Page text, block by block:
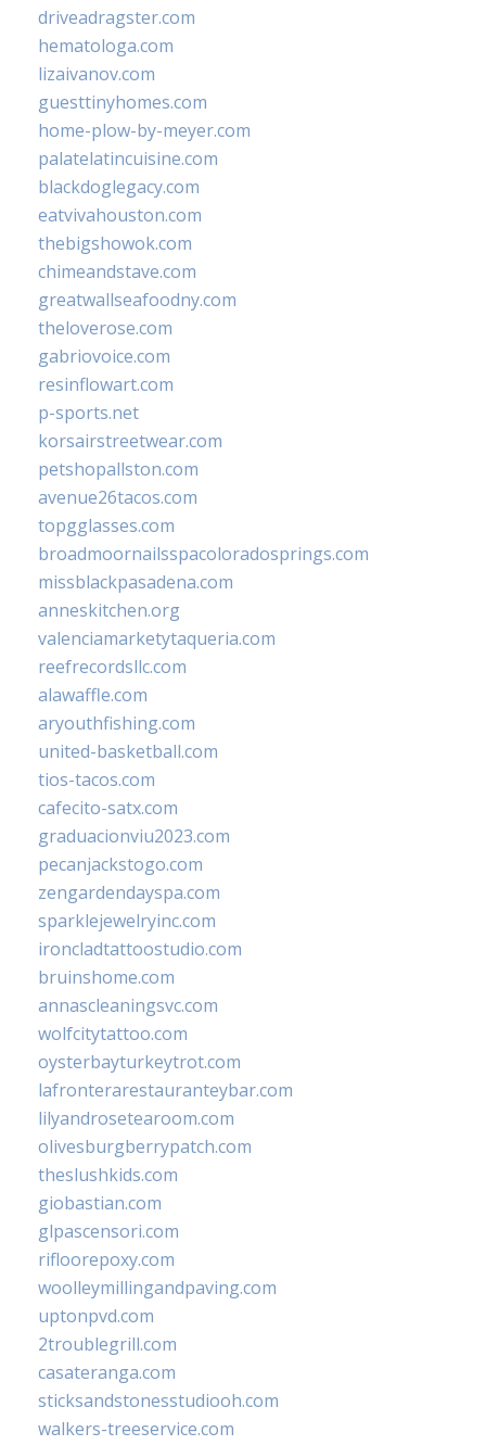
driveadragster.com
hematologa.com
lizaivanov.com
guesttinyhomes.com
home-plow-by-meyer.com
palatelatincuisine.com
blackdoglegacy.com
eatvivahouston.com
thebigshowok.com
chimeandstave.com
greatwallseafoodny.com
theloverose.com
gabriovoice.com
resinflowart.com
p-sports.net
korsairstreetwear.com
petshopallston.com
avenue26tacos.com
topgglasses.com
broadmoornailsspacoloradosprings.com
missblackpasadena.com
anneskitchen.org
valenciamarketytaqueria.com
reefrecordsllc.com
alawaffle.com
aryouthfishing.com
united-basketball.com
tios-tacos.com
cafecito-satx.com
graduacionviu2023.com
pecanjackstogo.com
zengardendayspa.com
sparklejewelryinc.com
ironcladtattoostudio.com
bruinshome.com
annascleaningsvc.com
wolfcitytattoo.com
oysterbayturkeytrot.com
lafronterarestauranteybar.com
lilyandrosetearoom.com
olivesburgberrypatch.com
theslushkids.com
giobastian.com
glpascensori.com
rifloorepoxy.com
woolleymillingandpaving.com
uptonpvd.com
2troublegrill.com
casateranga.com
sticksandstonesstudiooh.com
walkers-treeservice.com